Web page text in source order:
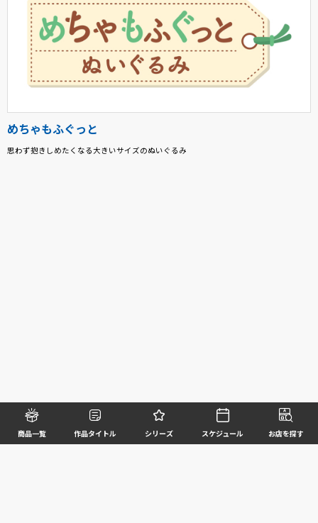
商品一覧 作品タイトル シリーズ スケジュール お店を探す
めちゃもふぐっと
思わず抱きしめたくなる大きいサイズのぬいぐるみ